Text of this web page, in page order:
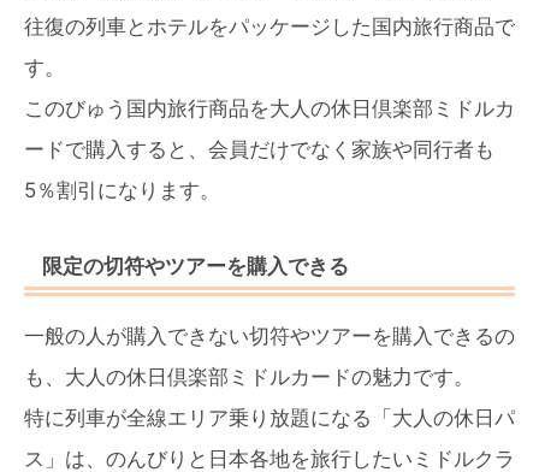
往復の列車とホテルをパッケージした国内旅行商品で
す。
このびゅう国内旅行商品を大人の休日倶楽部ミドルカ
ードで購入すると、会員だけでなく家族や同行者も
5％割引になります。
限定の切符やツアーを購入できる
一般の人が購入できない切符やツアーを購入できるの
も、大人の休日倶楽部ミドルカードの魅力です。
特に列車が全線エリア乗り放題になる「大人の休日パ
ス」は、のんびりと日本各地を旅行したいミドルクラ